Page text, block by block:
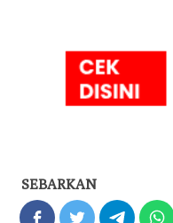
SEBARKAN